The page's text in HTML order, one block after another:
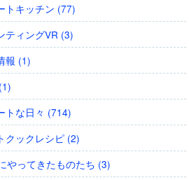
トキッチン (77)
ティングVR (3)
報 (1)
トな日々 (714)
クックレシピ (2)
やってきたものたち (3)